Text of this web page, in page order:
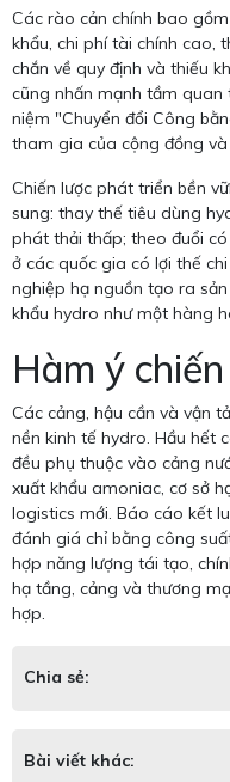
Các rào cản chính bao
khẩu, chi phí tài chính cao,
chắn về quy định và thiếu
cũng nhấn mạnh tầm quan
niệm "Chuyển đổi Công
tham gia của cộng đồng
Chiến lược phát triển bền
sung: thay thế tiêu dùng
phát thải thấp; theo đuổi
ở các quốc gia có lợi thế
nghiệp hạ nguồn tạo ra
khẩu hydro như một hàng
Hàm ý
Các cảng, hậu cần và vận
nền kinh tế hydro. Hầu hết
đều phụ thuộc vào cảng
xuất khẩu amoniac, cơ sở
logistics mới. Báo cáo kết
đánh giá chỉ bằng công
hợp năng lượng tái tạo,
hạ tầng, cảng và thương
hợp.
Chia sẻ:
Bài viết khác: